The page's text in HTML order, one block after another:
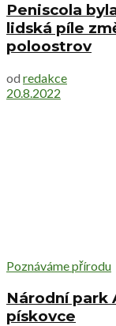
Peniscola
lidská píle
poloostrov
od redakce
20.8.2022
Poznáváme přírodu
Národní park
pískovce